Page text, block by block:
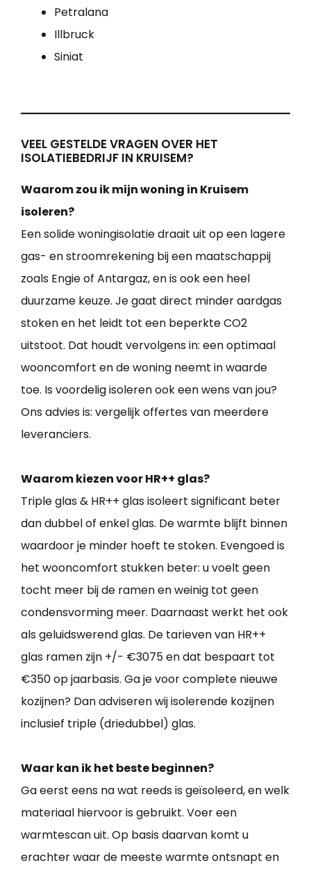
Petralana
Illbruck
Siniat
VEEL GESTELDE VRAGEN OVER HET
ISOLATIEBEDRIJF IN KRUISEM?
Waarom zou ik mijn woning in Kruisem
isoleren?
Een solide woningisolatie draait uit op een lagere
gas- en stroomrekening bij een maatschappij
zoals Engie of Antargaz, en is ook een heel
duurzame keuze. Je gaat direct minder aardgas
stoken en het leidt tot een beperkte CO2
uitstoot. Dat houdt vervolgens in: een optimaal
wooncomfort en de woning neemt in waarde
toe. Is voordelig isoleren ook een wens van jou?
Ons advies is: vergelijk offertes van meerdere
leveranciers.
Waarom kiezen voor HR++ glas?
Triple glas & HR++ glas isoleert significant beter
dan dubbel of enkel glas. De warmte blijft binnen
waardoor je minder hoeft te stoken. Evengoed is
het wooncomfort stukken beter: u voelt geen
tocht meer bij de ramen en weinig tot geen
condensvorming meer. Daarnaast werkt het ook
als geluidswerend glas. De tarieven van HR++
glas ramen zijn +/- €3075 en dat bespaart tot
€350 op jaarbasis. Ga je voor complete nieuwe
kozijnen? Dan adviseren wij isolerende kozijnen
inclusief triple (driedubbel) glas.
Waar kan ik het beste beginnen?
Ga eerst eens na wat reeds is geïsoleerd, en welk
materiaal hiervoor is gebruikt. Voer een
warmtescan uit. Op basis daarvan komt u
erachter waar de meeste warmte ontsnapt en